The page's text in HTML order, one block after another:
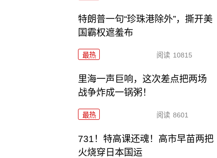
特朗普一句“珍珠港除外”，撕开美
国霸权遮羞布
最热 阅读 10815
里海一声巨响，这次差点把两场
战争炸成一锅粥！
最热 阅读 8601
731！特高课还魂！高市早苗两把
火烧穿日本国运